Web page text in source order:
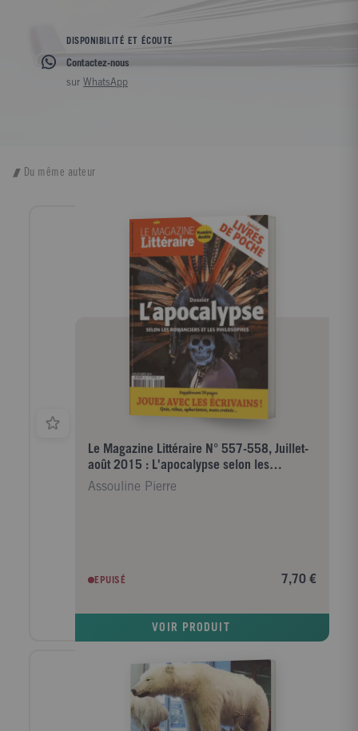
DISPONIBILITÉ ET ÉCOUTE
Contactez-nous
sur WhatsApp
Du même auteur
Le Magazine Littéraire N° 557-558, Juillet-
août 2015 : L'apocalypse selon les
romanciers et les phil
Assouline Pierre
EPUISÉ 7,70 €
VOIR PRODUIT